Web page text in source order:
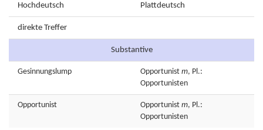
Hochdeutsch Plattdeutsch
direkte Treffer
Substantive
Gesinnungslump Opportunist m, Pl.:
Opportunisten
Opportunist Opportunist m, Pl.:
Opportunisten